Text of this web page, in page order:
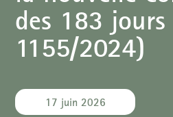
des 183 jours
1155/2024)
17 juin 2026